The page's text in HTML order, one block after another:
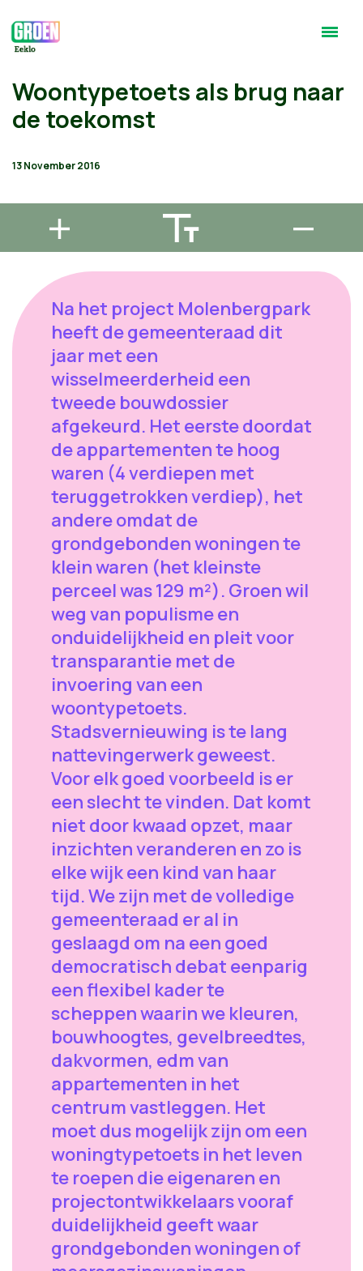
Woontypetoets als brug naar
de toekomst
13 November 2016
Na het project Molenbergpark
heeft de gemeenteraad dit
jaar met een
wisselmeerderheid een
tweede bouwdossier
afgekeurd. Het eerste doordat
de appartementen te hoog
waren (4 verdiepen met
teruggetrokken verdiep), het
andere omdat de
grondgebonden woningen te
klein waren (het kleinste
perceel was 129 m²). Groen wil
weg van populisme en
onduidelijkheid en pleit voor
transparantie met de
invoering van een
woontypetoets.
Stadsvernieuwing is te lang
nattevingerwerk geweest.
Voor elk goed voorbeeld is er
een slecht te vinden. Dat komt
niet door kwaad opzet, maar
inzichten veranderen en zo is
elke wijk een kind van haar
tijd. We zijn met de volledige
gemeenteraad er al in
geslaagd om na een goed
democratisch debat eenparig
een flexibel kader te
scheppen waarin we kleuren,
bouwhoogtes, gevelbreedtes,
dakvormen, edm van
appartementen in het
centrum vastleggen. Het
moet dus mogelijk zijn om een
woningtypetoets in het leven
te roepen die eigenaren en
projectontwikkelaars vooraf
duidelijkheid geeft waar
grondgebonden woningen of